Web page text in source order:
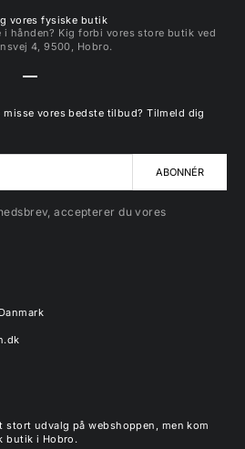
vores fysiske butik
hånden? Kig forbi vores store butik ved
4, 9500, Hobro.
vores bedste tilbud? Tilmeld dig
ABONNÉR
accepterer du vores
stort udvalg på webshoppen, men kom
butik i Hobro.